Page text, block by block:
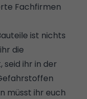
Fachfirmen
ist nichts
die
ihr in der
müsst ihr euch